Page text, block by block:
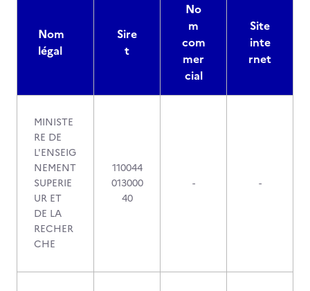
Nom
légal
Sire
t
No
m
com
mer
cial
Site
inte
rnet
MINISTE
RE DE
L'ENSEIG
NEMENT
SUPERIE
UR ET
DE LA
RECHER
CHE
110044
013000
40
- -